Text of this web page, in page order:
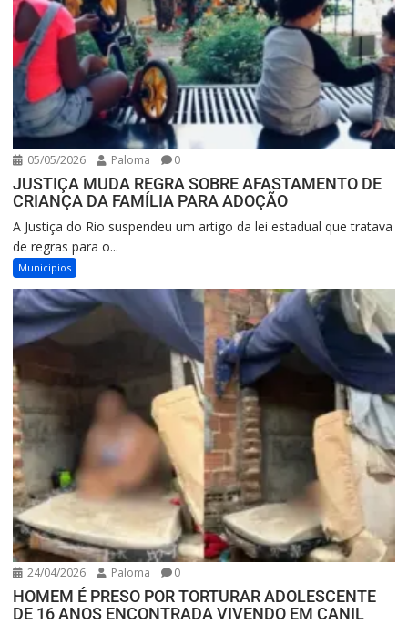
05/05/2026 Paloma 0
JUSTIÇA MUDA REGRA SOBRE AFASTAMENTO DE
CRIANÇA DA FAMÍLIA PARA ADOÇÃO
A Justiça do Rio suspendeu um artigo da lei estadual que tratava
de regras para o...
Municipios
24/04/2026 Paloma 0
HOMEM É PRESO POR TORTURAR ADOLESCENTE
DE 16 ANOS ENCONTRADA VIVENDO EM CANIL